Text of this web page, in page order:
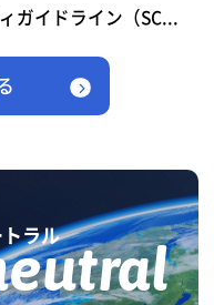
ガイドライン（SC...
ラル